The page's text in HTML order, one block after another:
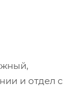
и отдел с